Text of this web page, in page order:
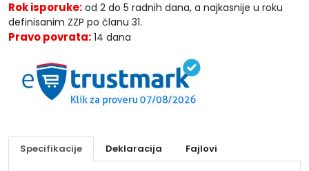
Rok isporuke: od 2 do 5 radnih dana, a najkasnije u roku
definisanim ZZP po članu 31.
Pravo povrata: 14 dana
Specifikacije Deklaracija Fajlovi